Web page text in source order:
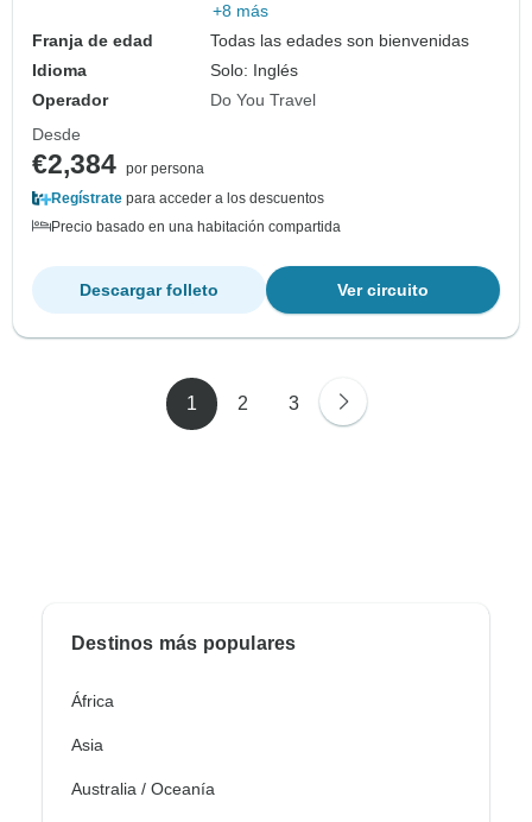
+8 más
Franja de edad
Todas las edades son bienvenidas
Idioma
Solo: Inglés
Operador
Do You Travel
Desde
€2,384 por persona
Regístrate para acceder a los descuentos
Precio basado en una habitación compartida
Ver circuito
Descargar folleto
1 2 3
Destinos más populares
África
Asia
Australia / Oceanía